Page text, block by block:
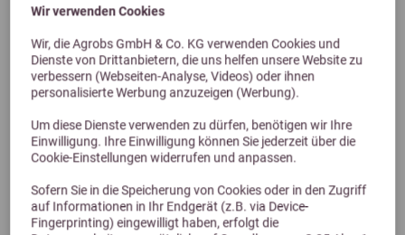
Wir verwenden Cookies
Wir, die Agrobs GmbH & Co. KG verwenden Cookies und
Dienste von Drittanbietern, die uns helfen unsere Website zu
verbessern (Webseiten-Analyse, Videos) oder ihnen
personalisierte Werbung anzuzeigen (Werbung).
Um diese Dienste verwenden zu dürfen, benötigen wir Ihre
Einwilligung. Ihre Einwilligung können Sie jederzeit über die
Cookie-Einstellungen widerrufen und anpassen.
Sofern Sie in die Speicherung von Cookies oder in den Zugriff
auf Informationen in Ihr Endgerät (z.B. via Device-
Fingerprinting) eingewilligt haben, erfolgt die
Durch Störungen des biologischen Gleichgewichts im
beeinflusst. Nachteile einer zu stärkebetonten Fütterung
Bei einer sehr getreidelastigen Fütterung, bei der die Stärke
nicht vollständig im Dünndarm verdaut wird und ein Teil
Reststärke in den Dickdarm gelangt, wird das Gleichgewicht
der Mikroorganismen verschoben. Die Gasbildung wird erhöht
und führt beim Pferd zu Blähungen. Die im Falle eines
Stärkeüberschusses entstehende Bildung von Säuren, die den
Blinddarm übersäuern, führt zu Verspannungen und